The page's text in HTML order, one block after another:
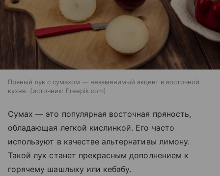
Пряный лук с сумахом — незаменимый акцент в восточной
кухне.
источник: Freepik.com
Сумах — это популярная восточная пряность,
обладающая легкой кислинкой. Его часто
используют в качестве альтернативы лимону.
Такой лук станет прекрасным дополнением к
горячему шашлыку или кебабу.